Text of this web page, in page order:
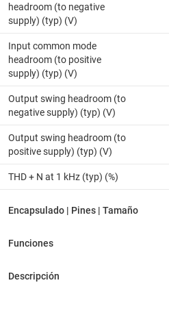
headroom (to negative
supply) (typ) (V)
Input common mode
headroom (to positive
supply) (typ) (V)
Output swing headroom (to
negative supply) (typ) (V)
Output swing headroom (to
positive supply) (typ) (V)
THD + N at 1 kHz (typ) (%)